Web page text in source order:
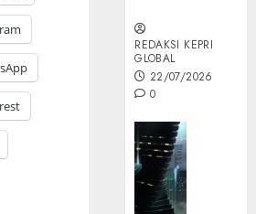
REDAKSI KEPRI
GLOBAL
22/07/2026
0